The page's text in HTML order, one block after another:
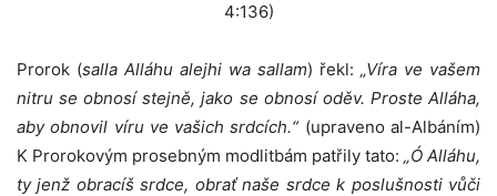
4:136)
Prorok (salla Alláhu alejhi wa sallam) řekl: „Víra ve vašem
nitru se obnosí stejně, jako se obnosí oděv. Proste Alláha,
aby obnovil víru ve vašich srdcích.“(upraveno al-Albáním)
K Prorokovým prosebným modlitbám patřily tato: „Ó Alláhu,
ty jenž obracíš srdce, obrať naše srdce k poslušnosti vůči